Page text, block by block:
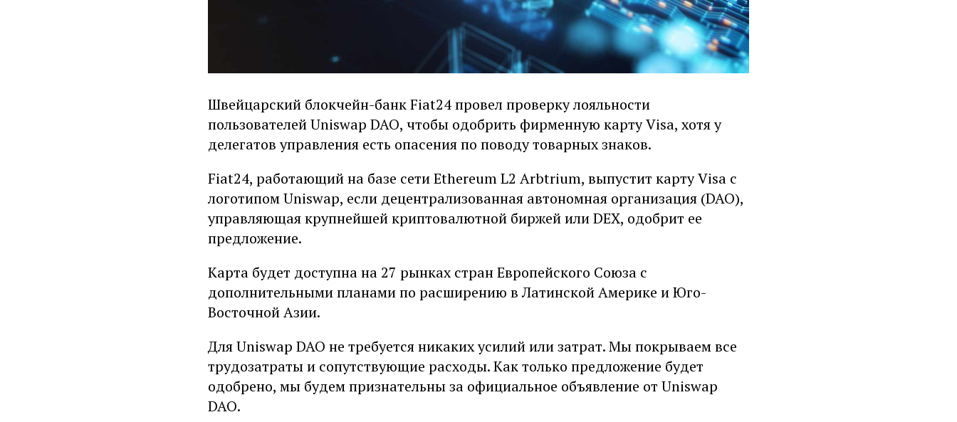
Швейцарский блокчейн-банк Fiat24 провел проверку лояльности
пользователей Uniswap DAO, чтобы одобрить фирменную карту Visa, хотя у
делегатов управления есть опасения по поводу товарных знаков.
Fiat24, работающий на базе сети Ethereum L2 Arbtrium, выпустит карту Visa с
логотипом Uniswap, если децентрализованная автономная организация (DAO),
управляющая крупнейшей криптовалютной биржей или DEX, одобрит ее
предложение.
Карта будет доступна на 27 рынках стран Европейского Союза с
дополнительными планами по расширению в Латинской Америке и Юго-
Восточной Азии.
Для Uniswap DAO не требуется никаких усилий или затрат. Мы покрываем все
трудозатраты и сопутствующие расходы. Как только предложение будет
одобрено, мы будем признательны за официальное объявление от Uniswap
DAO.